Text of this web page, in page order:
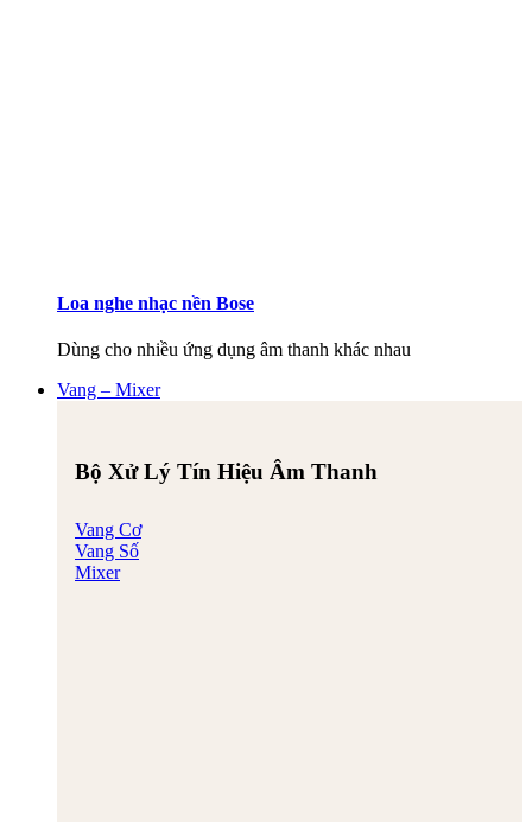
Loa nghe nhạc nền Bose
Dùng cho nhiều ứng dụng âm thanh khác nhau
Vang – Mixer
Bộ Xử Lý Tín Hiệu Âm Thanh
Vang Cơ
Vang Số
Mixer